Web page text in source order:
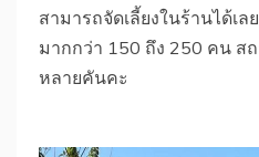
สามารถจัดเลี้ยงในร้านได้เ
มากกว่า 150 ถึง 250 คน ส
หลายคันคะ